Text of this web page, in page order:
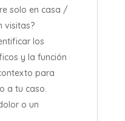
solo en casa /
visitas?
los
y la función
para
a tu caso.
o un